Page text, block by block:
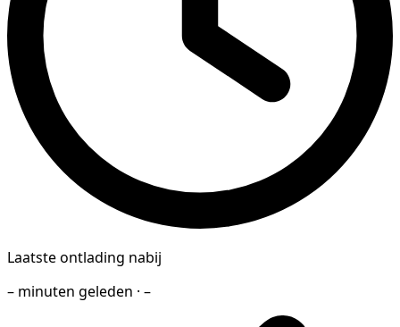
Laatste ontlading nabij
– minuten geleden · –